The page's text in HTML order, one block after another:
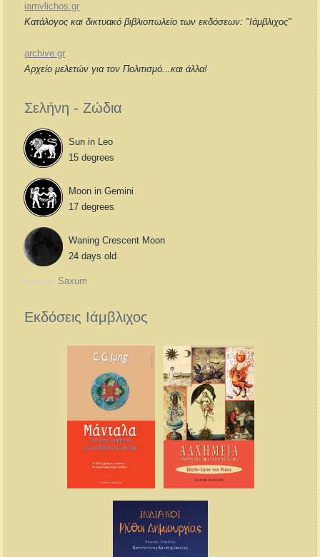
iamvlichos.gr
Κατάλογος και δικτυακό βιβλιοπωλείο των εκδόσεων: "Ιάμβλιχος"
archive.gr
Αρχείο μελετών για τον Πολιτισμό...και άλλα!
Σελήνη - Ζώδια
Sun in Leo
15 degrees
Moon in Gemini
17 degrees
Waning Crescent Moon
24 days old
Powered by Saxum
Εκδόσεις Ιάμβλιχος